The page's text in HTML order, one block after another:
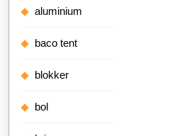
aluminium
baco tent
blokker
bol